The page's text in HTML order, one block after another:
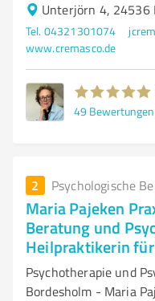
Unterjörn 4, 24536
Tel. 04321301074
www.cremasco.de
49 Bewertungen
2 Psychologische
Maria Pajeken
Beratung und
Heilpraktikerin
Psychotherapie und
Bordesholm - Maria